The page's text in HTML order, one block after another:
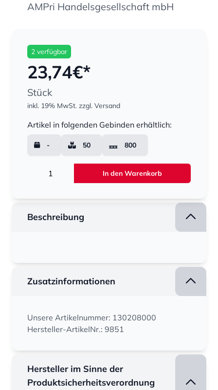
AMPri Handelsgesellschaft mbH
2 verfügbar
23,74€*
Stück
inkl. 19% MwSt. zzgl. Versand
Artikel in folgenden Gebinden erhältlich:
- 50 800
In den Warenkorb
Beschreibung
Zusatzinformationen
Unsere Artikelnummer: 130208000
Hersteller-ArtikelNr.: 9851
Hersteller im Sinne der
Produktsicherheitsverordnung